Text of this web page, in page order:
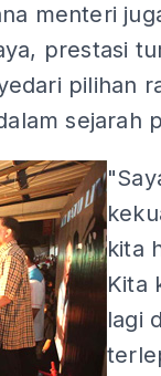
menteri
prestasi
pilihan
sejarah
kita
Kita
lagi